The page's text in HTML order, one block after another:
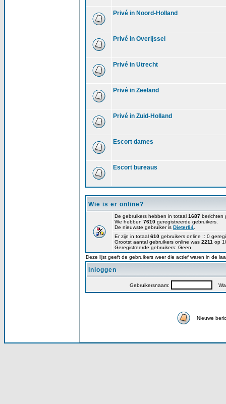
Privé in Noord-Holland
Privé in Overijssel
Privé in Utrecht
Privé in Zeeland
Privé in Zuid-Holland
Escort dames
Escort bureaus
Wie is er online?
De gebruikers hebben in totaal 1687 berichten
We hebben 7610 geregistreerde gebruikers.
De nieuwste gebruiker is Dieter84
Er zijn in totaal 610 gebruikers online :: 0
Grootst aantal gebruikers online was 2211 op
Geregistreerde gebruikers: Geen
Deze lijst geeft de gebruikers weer die actief waren in de
Inloggen
Gebruikersnaam:
Nieuwe